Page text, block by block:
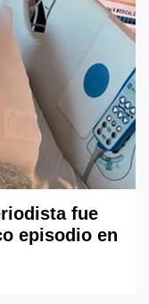
fue
episodio en